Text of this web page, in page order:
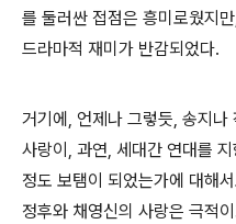
를 둘러싼 접점은 흥미로웠지
드라마적 재미가 반감되었다.
거기에, 언제나 그렇듯, 송지나
사랑이, 과연, 세대간 연대를
정도 보탬이 되었는가에 대해
정후와 채영신의 사랑은 극적